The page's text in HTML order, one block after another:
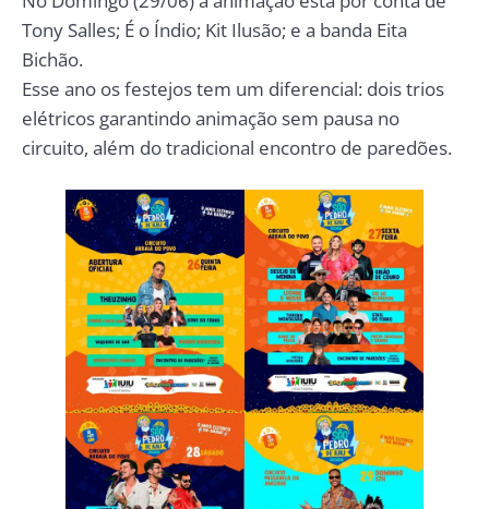
Tony Salles; É o Índio; Kit Ilusão; e a banda Eita
Bichão.
Esse ano os festejos tem um diferencial: dois trios
elétricos garantindo animação sem pausa no
circuito, além do tradicional encontro de paredões.